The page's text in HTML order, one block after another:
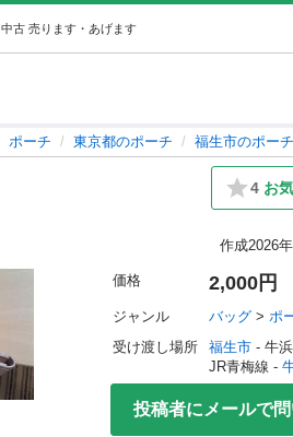
中古 売ります・あげます
ポーチ 東京都のポーチ 福生市のポーチ
4 お
作成2026
価格 2,000円
ジャンル バッグ > ポ
受け渡し場所
福生市 - 牛浜
JR青梅線 -
投稿者にメールで